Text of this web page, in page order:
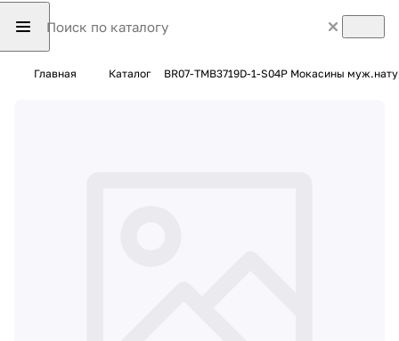
Главная Каталог BR07-TMB3719D-1-S04P Мокасины